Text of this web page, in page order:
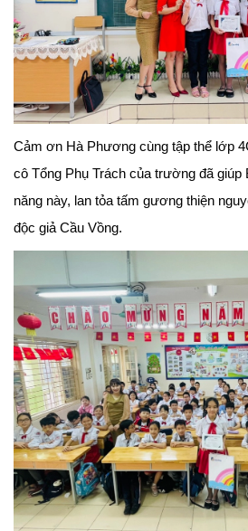
Cảm ơn Hà Phương cùng tập thể lớp
cô Tổng Phụ Trách của trường đã giúp
năng này, lan tỏa tấm gương thiện
độc giả Cầu Vồng.